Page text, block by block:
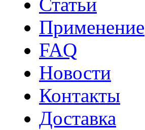
Применение
FAQ
Новости
Контакты
Доставка